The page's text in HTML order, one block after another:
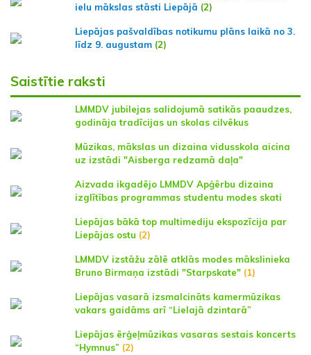
ielu mākslas stāsti Liepājā (2)
Liepājas pašvaldības notikumu plāns laikā no 3.
līdz 9. augustam (2)
Saistītie raksti
LMMDV jubilejas salidojumā satikās paaudzes,
godināja tradīcijas un skolas cilvēkus
Mūzikas, mākslas un dizaina vidusskola aicina
uz izstādi "Aisberga redzamā daļa"
Aizvada ikgadējo LMMDV Apģērbu dizaina
izglītības programmas studentu modes skati
Liepājas bākā top multimediju ekspozīcija par
Liepājas ostu (2)
LMMDV izstāžu zālē atklās modes mākslinieka
Bruno Birmaņa izstādi "Starpskate" (1)
Liepājas vasarā izsmalcināts kamermūzikas
vakars gaidāms arī “Lielajā dzintarā”
Liepājas ērģeļmūzikas vasaras sestais koncerts
“Hymnus” (2)